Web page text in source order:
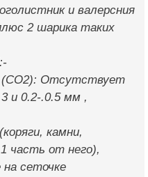
и валерсния
2 шарика таких
(CO2): Отсутствует
и 0.2-.0.5 мм ,
камни,
часть от него),
сеточке